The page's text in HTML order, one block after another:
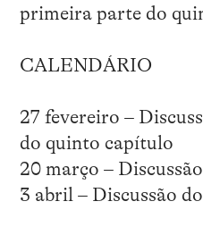
primeira parte do
CALENDÁRIO
27 fevereiro –
do quinto capítulo
20 março –
3 abril – Discussão